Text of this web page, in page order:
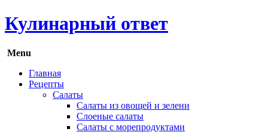
Кулинарный ответ
Menu
Главная
Рецепты
Салаты
Салаты из овощей и зелени
Слоеные салаты
Салаты с морепродуктами